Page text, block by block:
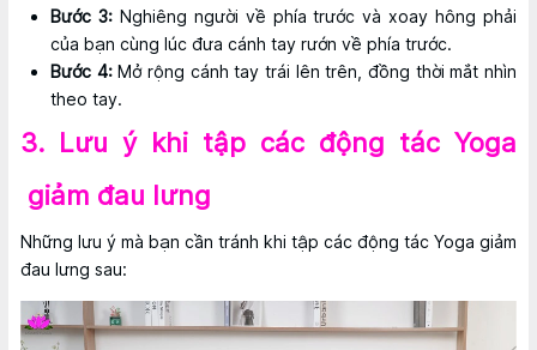
Bước 3: Nghiêng người về phía trước và xoay hông phải
của bạn cùng lúc đưa cánh tay rướn về phía trước.
Bước 4:Mở rộng cánh tay trái lên trên, đồng thời mắt nhìn
theo tay.
3. Lưu ý khi tập các động tác Yoga
giảm đau lưng
Những lưu ý mà bạn cần tránh khi tập các động tác Yoga giảm
đau lưng sau: